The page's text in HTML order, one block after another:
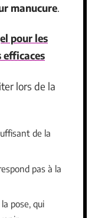
manucure.
pour les
efficaces
lors de la
de la
pas à la
pose, qui